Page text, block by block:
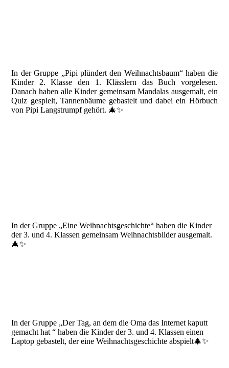
In der Gruppe „Pipi plündert den Weihnachtsbaum“ haben die
Kinder 2. Klasse den 1. Klässlern das Buch vorgelesen.
Danach haben alle Kinder gemeinsam Mandalas ausgemalt, ein
Quiz gespielt, Tannenbäume gebastelt und dabei ein Hörbuch
von Pipi Langstrumpf gehört. 🎄✨
In der Gruppe „Eine Weihnachtsgeschichte“ haben die Kinder
der 3. und 4. Klassen gemeinsam Weihnachtsbilder ausgemalt.
🎄✨
In der Gruppe „Der Tag, an dem die Oma das Internet kaputt
gemacht hat “ haben die Kinder der 3. und 4. Klassen einen
Laptop gebastelt, der eine Weihnachtsgeschichte abspielt🎄✨